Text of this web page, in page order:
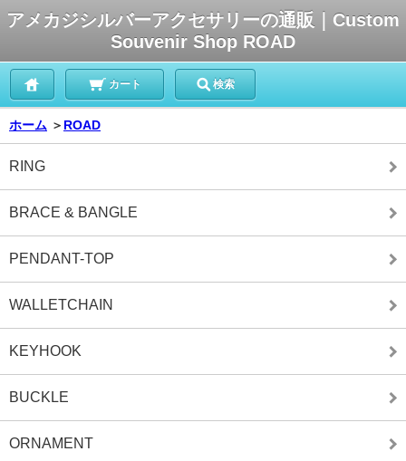
アメカジシルバーアクセサリーの通販｜Custom
Souvenir Shop ROAD
カート 検索
ホーム ＞ ROAD
RING
BRACE & BANGLE
PENDANT-TOP
WALLETCHAIN
KEYHOOK
BUCKLE
ORNAMENT